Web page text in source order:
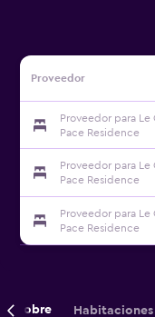
Proveedor
Proveedor para
Pace Residence
Proveedor para
Pace Residence
Proveedor para
Pace Residence
Sobre Habitaciones